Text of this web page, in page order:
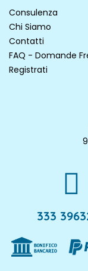
Consulenza
Chi Siamo
Contatti
FAQ - Domande
Registrati
333